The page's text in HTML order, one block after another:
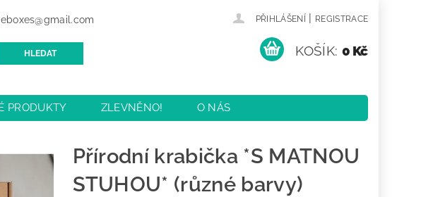
PŘIHLÁŠENÍ | REGISTRACE
KOŠÍK: 0 Kč
PRODUKTY ZLEVNĚNO!
O NÁS
Přírodní krabička *S MATNOU
STUHOU* (různé barvy)